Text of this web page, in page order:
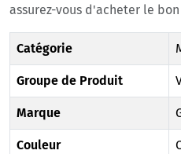
assurez-vous d'acheter le
Catégorie
Groupe de Produit
Marque
Couleur